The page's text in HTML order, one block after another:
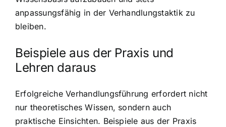
anpassungsfähig in der Verhandlungstaktik zu
bleiben.
Beispiele aus der Praxis und
Lehren daraus
Erfolgreiche Verhandlungsführung erfordert nicht
nur theoretisches Wissen, sondern auch
praktische Einsichten. Beispiele aus der Praxis